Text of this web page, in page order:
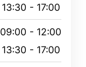
13:30 - 17:00
09:00 - 12:00
13:30 - 17:00